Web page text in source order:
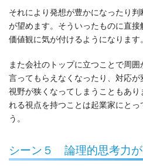
それにより発想が豊かになったり
が望めます。そういったものに直
価値観に気が付けるようになります。
また会社のトップに立つことで周
言ってもらえなくなったり、対応
視野が狭くなってしまうこともあ
れる視点を持つことは起業家にと
う。
シーン５ 論理的思考力